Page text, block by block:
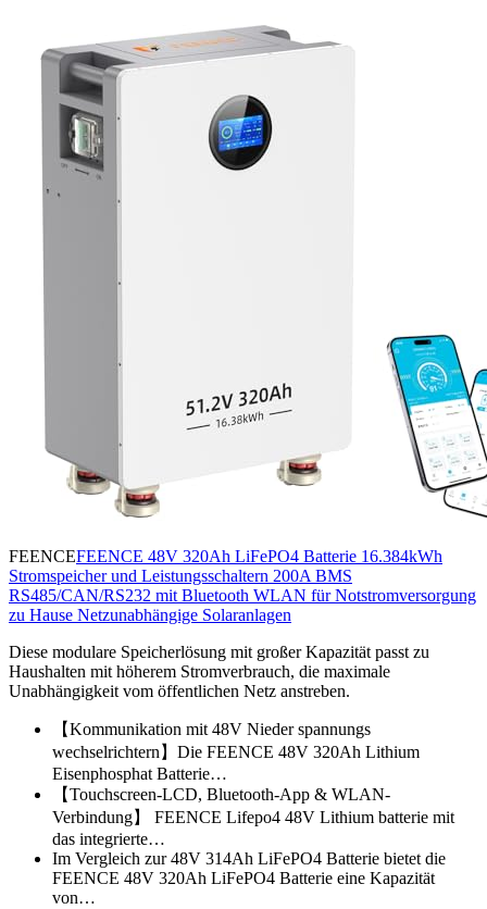
FEENCEFEENCE 48V 320Ah LiFePO4 Batterie 16.384kWh
Stromspeicher und Leistungsschaltern 200A BMS
RS485/CAN/RS232 mit Bluetooth WLAN für Notstromversorgung
zu Hause Netzunabhängige Solaranlagen
Diese modulare Speicherlösung mit großer Kapazität passt zu
Haushalten mit höherem Stromverbrauch, die maximale
Unabhängigkeit vom öffentlichen Netz anstreben.
【Kommunikation mit 48V Nieder spannungs
wechselrichtern】Die FEENCE 48V 320Ah Lithium
Eisenphosphat Batterie…
【Touchscreen-LCD, Bluetooth-App & WLAN-
Verbindung】 FEENCE Lifepo4 48V Lithium batterie mit
das integrierte…
Im Vergleich zur 48V 314Ah LiFePO4 Batterie bietet die
FEENCE 48V 320Ah LiFePO4 Batterie eine Kapazität
von…